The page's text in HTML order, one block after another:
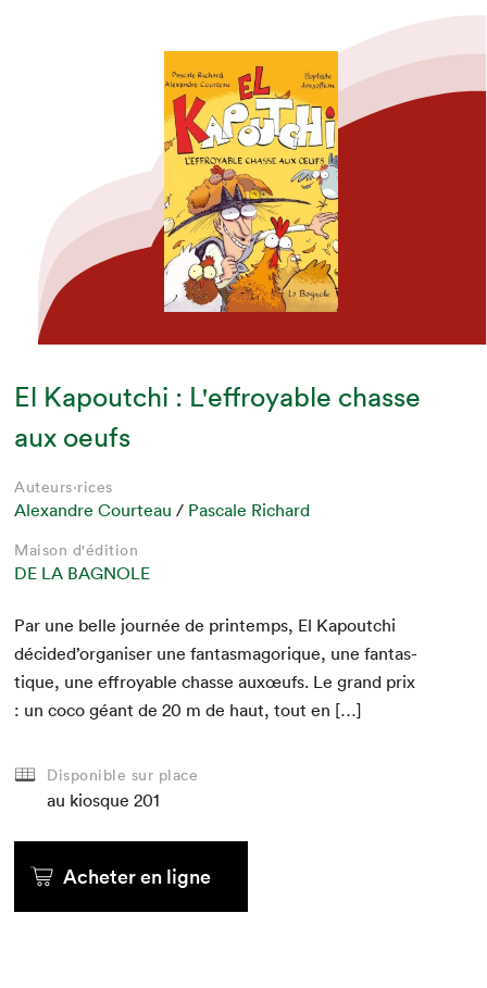
El Kapoutchi : L'effroyable chasse
aux oeufs
Auteurs·rices
Alexandre Courteau / Pascale Richard
Maison d'édition
DE LA BAGNOLE
Par une belle journée de print­emps, El Kapoutchi
décid­ed’or­gan­is­er une fan­tas­magorique, une fan­tas­
tique, une effroy­able chas­se auxœufs. Le grand prix
: un coco géant de20 m de haut, tout en […]
Disponible sur place
au kiosque 201
Acheter en ligne